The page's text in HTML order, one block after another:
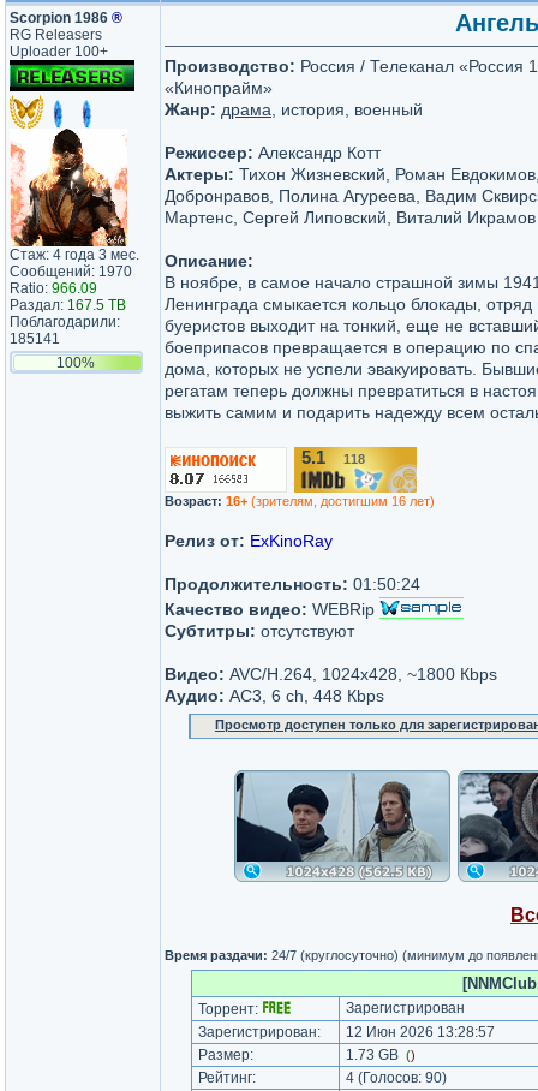
Scorpion 1986 ®
RG Releasers
Uploader 100+
Стаж: 4 года 3 мес.
Сообщений: 1970
Ratio: 966.09
Раздал: 167.5 TB
Поблагодарили:
185141
100%
Производство: Россия / Телеканал
«Кинопрайм»
Жанр: драма , история, военный
Режиссер: Александр Котт
Актеры: Тихон Жизневский, Роман
Добронравов, Полина Агуреева, Вадим
Мартенс, Сергей Липовский, Виталий Икрамов
Описание:
В ноябре, в самое начало страшной зимы 1941
Ленинграда смыкается кольцо блокады,
буеристов выходит на тонкий, еще не
боеприпасов превращается в операцию по
дома, которых не успели эвакуировать.
регатам теперь должны превратиться в
выжить самим и подарить надежду всем
5.1 118
Возраст: 16+ (зрителям, достигшим 16 лет)
Релиз от: ExKinoRay
Продолжительность: 01:50:24
Качество видео: WEBRip
Субтитры: отсутствуют
Видео: AVC/H.264, 1024x428, ~1800 Кbps
Аудио: AC3, 6 ch, 448 Кbps
Просмотр доступен только для
Время раздачи: 24/7 (круглосуточно) (минимум до
Торрент:
Зарегистрирован
Зарегистрирован:
12 Июн 2026 13:28:57
Размер:
1.73 GB ()
Рейтинг: 4(Голосов: 90)